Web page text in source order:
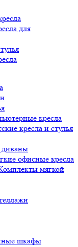
для
кресла
кресла и стулья
офисные кресла
мягкой
шкафы